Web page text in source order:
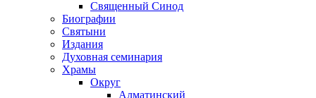
Священный Синод
Биографии
Святыни
Издания
Духовная семинария
Храмы
Округ
Алматинский